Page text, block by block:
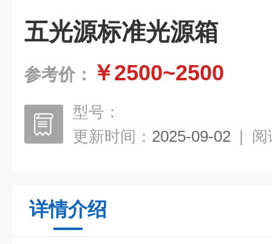
五光源标准光源箱
参考价： ￥2500~2500
型号：
更新时间： 2025-09-02 | 阅
详情介绍